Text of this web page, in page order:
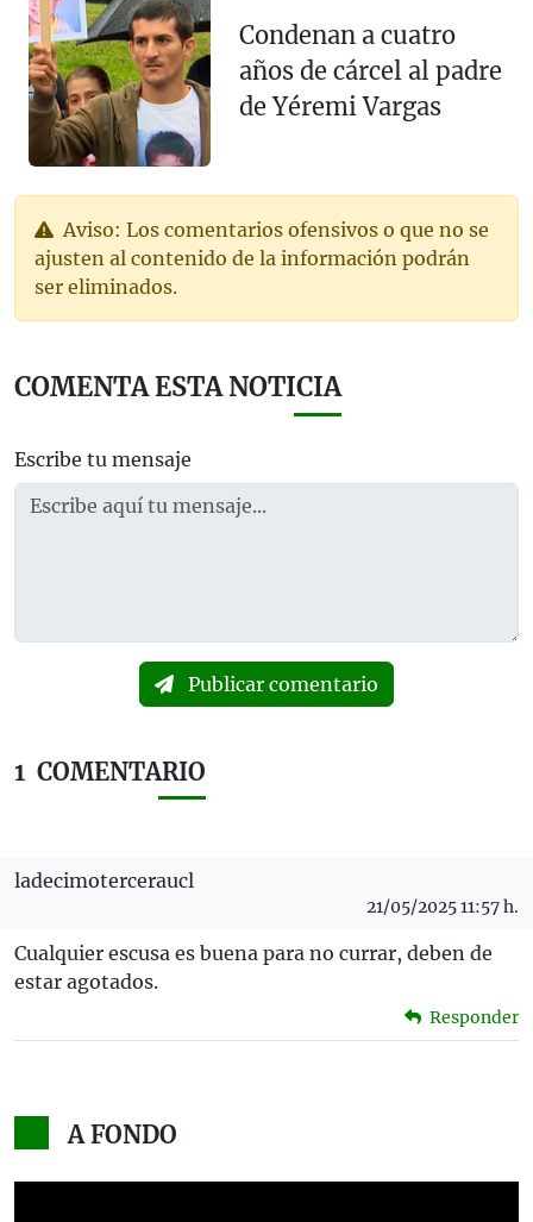
Condenan a cuatro
años de cárcel al padre
de Yéremi Vargas
Aviso: Los comentarios ofensivos o que no se
ajusten al contenido de la información podrán
ser eliminados.
COMENTA ESTA NOTICIA
Escribe tu mensaje
Publicar comentario
1 COMENTARIO
ladecimoterceraucl
21/05/2025 11:57 h.
Cualquier escusa es buena para no currar, deben de
estar agotados.
Responder
A FONDO